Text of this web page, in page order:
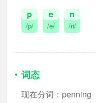
p
/p/
e
/e/
n
/n/
词态
现在分词：penning